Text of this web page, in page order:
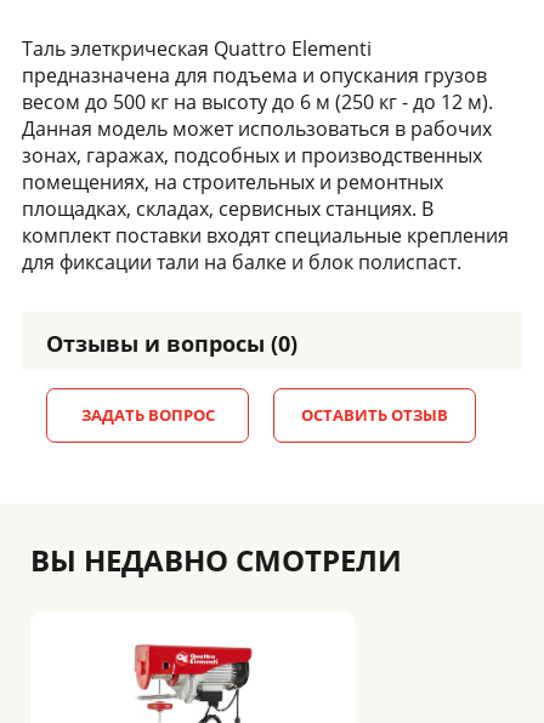
Таль элеткрическая Quattro Elementi
предназначена для подъема и опускания грузов
весом до 500 кг на высоту до 6 м (250 кг - до 12 м).
Данная модель может использоваться в рабочих
зонах, гаражах, подсобных и производственных
помещениях, на строительных и ремонтных
площадках, складах, сервисных станциях. В
комплект поставки входят специальные крепления
для фиксации тали на балке и блок полиспаст.
Отзывы и вопросы (0)
ЗАДАТЬ ВОПРОС ОСТАВИТЬ ОТЗЫВ
ВЫ НЕДАВНО СМОТРЕЛИ